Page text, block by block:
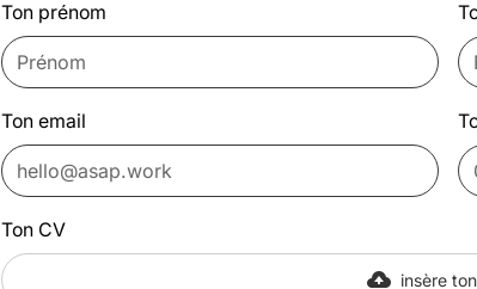
Ton prénom
Ton email
Ton CV
insère